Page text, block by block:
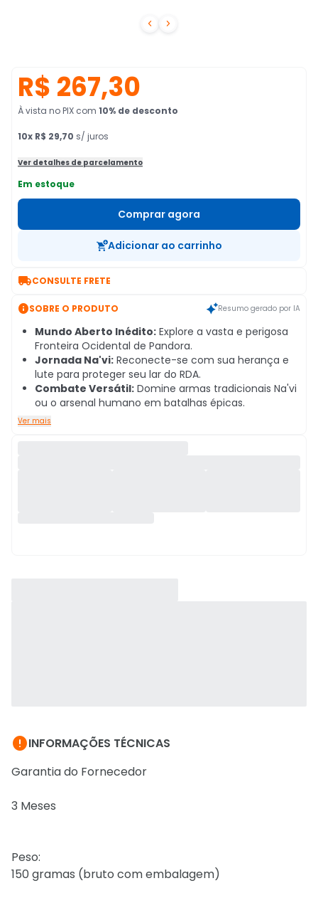
 
R$ 267,30
À vista no PIX com 10% de desconto
10x R$ 29,70 s/ juros
Ver detalhes de parcelamento
Em estoque
Comprar agora
Adicionar ao carrinho
CONSULTE FRETE
SOBRE O PRODUTO Resumo gerado por IA
Mundo Aberto Inédito: Explore a vasta e perigosa
Fronteira Ocidental de Pandora.
Jornada Na'vi: Reconecte-se com sua herança e
lute para proteger seu lar do RDA.
Combate Versátil: Domine armas tradicionais Na'vi
ou o arsenal humano em batalhas épicas.
Ver mais
INFORMAÇÕES TÉCNICAS
Garantia do Fornecedor
3 Meses
Peso:
150 gramas (bruto com embalagem)